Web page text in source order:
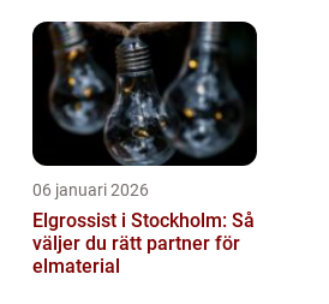
06 januari 2026
Elgrossist i Stockholm: Så
väljer du rätt partner för
elmaterial